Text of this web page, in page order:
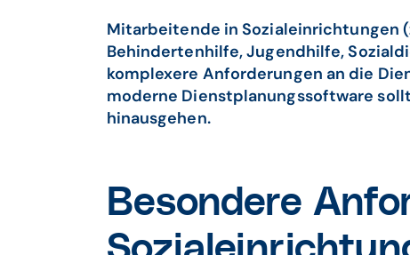
Mitarbeitende in Sozialeinrichtungen
Behindertenhilfe, Jugendhilfe,
komplexere Anforderungen an die
moderne Dienstplanungssoftware
hinausgehen.
Besondere